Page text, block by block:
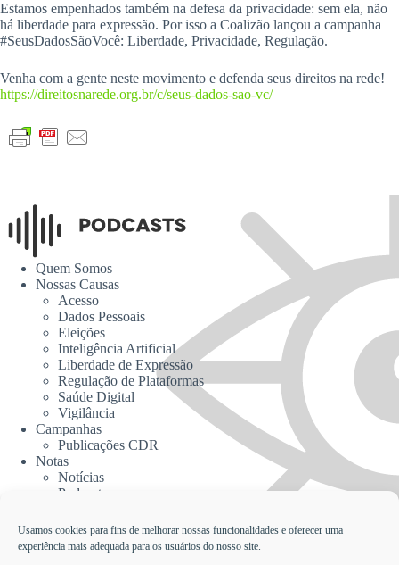
Usamos cookies para fins de melhorar nossas funcionalidades e oferecer uma
experiência mais adequada para os usuários do nosso site.
Estamos empenhados também na defesa da privacidade: sem ela, não
há liberdade para expressão. Por isso a Coalizão lançou a campanha
#SeusDadosSãoVocê: Liberdade, Privacidade, Regulação.
Venha com a gente neste movimento e defenda seus direitos na rede!
https://direitosnarede.org.br/c/seus-dados-sao-vc/
Quem Somos
Nossas Causas
Acesso
Dados Pessoais
Eleições
Inteligência Artificial
Liberdade de Expressão
Regulação de Plataformas
Saúde Digital
Vigilância
Campanhas
Publicações CDR
Notas
Notícias
Podcasts
Contato